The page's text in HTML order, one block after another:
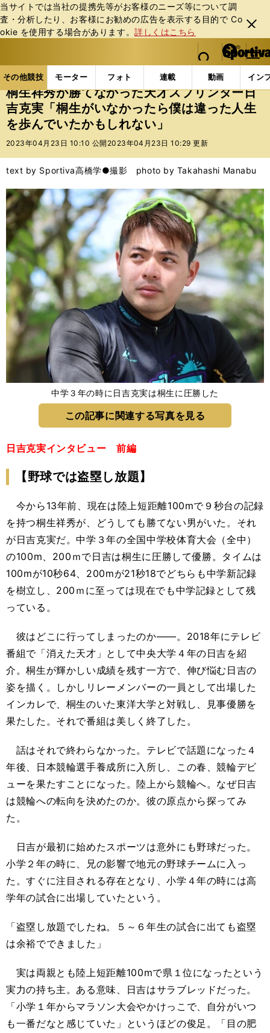
当サイトでは当社の提携先等がお客様のニーズ等について調
査・分析したり、お客様にお勧めの広告を表⽰する⽬的で Co
okie を使⽤する場合があります。詳しくはこちら
閉じ
る
web Sportiva (webスポルティーバ)
検索
マイペ
ー
ジ
メニュ
その他競技 モーター フォト 連載 動画 イン
ス
ポ
ル
テ
ー
バ
その他競技の記事一覧 その他競技 その他 桐生
桐生祥秀が勝てなかった天才スプリンター日
吉克実「桐生がいなかったら僕は違った人生
を歩んでいたかもしれない」
2023年04月23日 10:10 公開 2023年04月23日 10:29 更新
text by Sportiva高橋学●撮影 photo by Takahashi Manabu
中学３年の時に日吉克実は桐生に圧勝した
この記事に関連する写真を見る
日吉克実インタビュー 前編
【野球では盗塁し放題】
今から13年前、現在は陸上短距離100mで９秒台の記録
を持つ桐生祥秀が、どうしても勝てない男がいた。それ
が日吉克実だ。中学３年の全国中学校体育大会（全中）
の100m、200ｍで日吉は桐生に圧勝して優勝。タイムは
100mが10秒64、200mが21秒18でどちらも中学新記録
を樹立し、200ｍに至っては現在でも中学記録として残
っている。
彼はどこに行ってしまったのか――。2018年にテレビ
番組で「消えた天才」として中央大学４年の日吉を紹
介。桐生が輝かしい成績を残す一方で、伸び悩む日吉の
姿を描く。しかしリレーメンバーの一員として出場した
インカレで、桐生のいた東洋大学と対戦し、見事優勝を
果たした。それで番組は美しく終了した。
話はそれで終わらなかった。テレビで話題になった４
年後、日本競輪選手養成所に入所し、この春、競輪デビ
ューを果たすことになった。陸上から競輪へ。なぜ日吉
は競輪への転向を決めたのか。彼の原点から探ってみ
た。
日吉が最初に始めたスポーツは意外にも野球だった。
小学２年の時に、兄の影響で地元の野球チームに入っ
た。すぐに注目される存在となり、小学４年の時には高
学年の試合に出場していたという。
「盗塁し放題でしたね。５～６年生の試合に出ても盗塁
は余裕でできました」
実は両親とも陸上短距離100mで県１位になったという
実力の持ち主。ある意味、日吉はサラブレッドだった。
「小学１年からマラソン大会やかけっこで、自分がいつ
も一番だなと感じていた」というほどの俊足。「目の肥